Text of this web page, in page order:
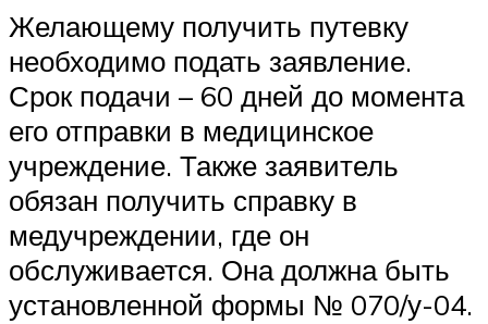
Желающему получить путевку
необходимо подать заявление.
Срок подачи – 60 дней до момента
его отправки в медицинское
учреждение. Также заявитель
обязан получить справку в
медучреждении, где он
обслуживается. Она должна быть
установленной формы № 070/у-04.